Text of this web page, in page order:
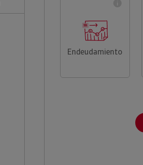
Endeudamiento